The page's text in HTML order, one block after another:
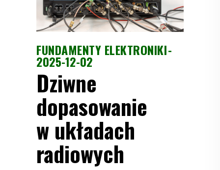
FUNDAMENTY ELEKTRONIKI
2025-12-02
Dziwne
dopasowanie
w układach
radiowych